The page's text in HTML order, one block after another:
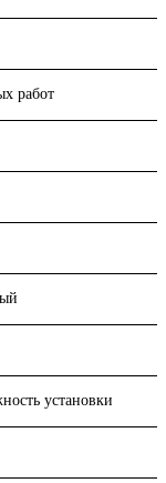
работ
установки